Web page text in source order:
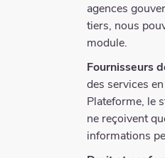
agences
tiers, nous
module.
Fournisseurs
des services
Plateforme, le
ne reçoivent
informations